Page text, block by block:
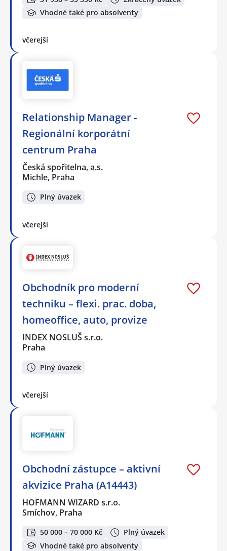
Vhodné také pro absolventy
včerejší
Relationship Manager -
Regionální korporátní
centrum Praha
Česká spořitelna, a.s.
Michle, Praha
Plný úvazek
včerejší
Obchodník pro moderní
techniku – flexi. prac. doba,
homeoffice, auto, provize
INDEX NOSLUŠ s.r.o.
Praha
Plný úvazek
včerejší
Obchodní zástupce – aktivní
akvizice Praha (A14443)
HOFMANN WIZARD s.r.o.
Smíchov, Praha
50 000 – 70 000 Kč
Plný úvazek
Vhodné také pro absolventy